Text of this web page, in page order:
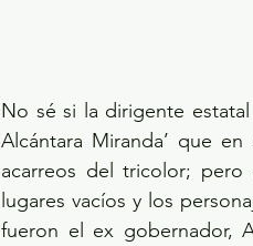
No sé si la dirigente
Alcántara Miranda’ que
acarreos del tricolor;
lugares vacíos y los
fueron el ex gobernador,